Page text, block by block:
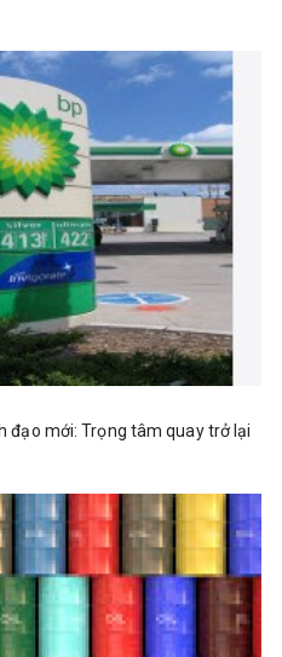
đạo mới: Trọng tâm quay trở lại